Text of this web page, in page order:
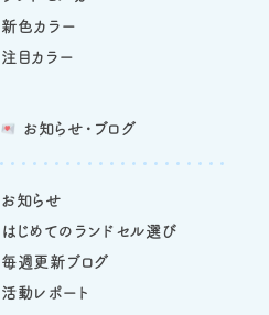
新色カラー
注目カラー
お知らせ・ブログ
お知らせ
はじめてのランドセル選び
毎週更新ブログ
活動レポート